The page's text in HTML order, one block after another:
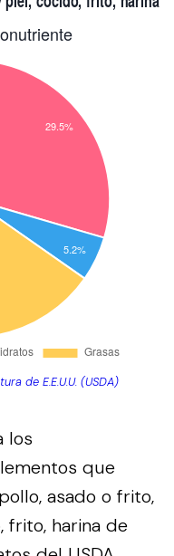
de E.E.U.U. (USDA)
los
que
asado o frito,
frito, harina de